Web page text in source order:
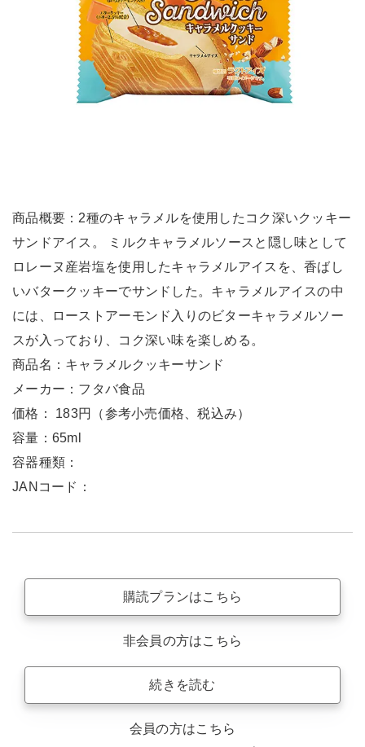
商品概要：2種のキャラメルを使用したコク深いクッキー
サンドアイス。 ミルクキャラメルソースと隠し味として
ロレーヌ産岩塩を使用したキャラメルアイスを、香ばし
いバタークッキーでサンドした。キャラメルアイスの中
には、ローストアーモンド入りのビターキャラメルソー
スが入っており、コク深い味を楽しめる。
商品名：キャラメルクッキーサンド
メーカー：フタバ食品
価格： 183円（参考小売価格、税込み）
容量：65ml
容器種類：
JANコード：
購読プランはこちら
非会員の方はこちら
続きを読む
会員の方はこちら